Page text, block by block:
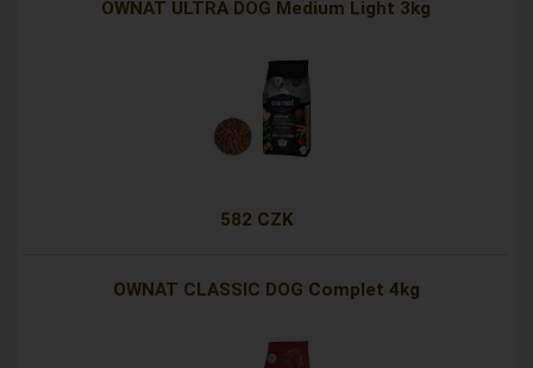
OWNAT ULTRA DOG Medium Light 3kg
582 CZK
OWNAT CLASSIC DOG Complet 4kg